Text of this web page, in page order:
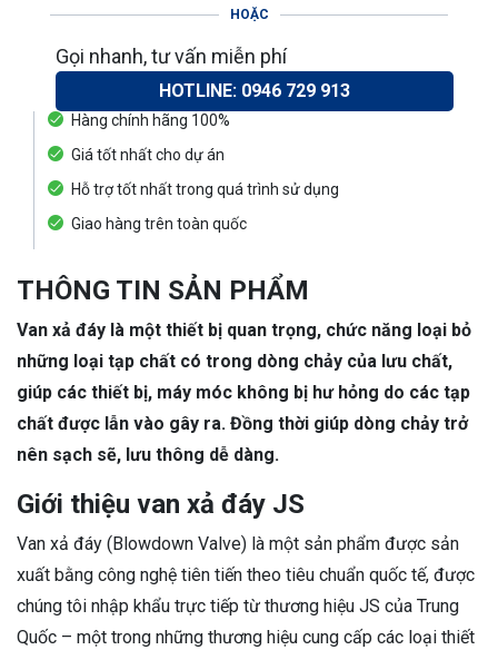
HOẶC
Gọi nhanh, tư vấn miễn phí
HOTLINE: 0946 729 913
Hàng chính hãng 100%
Giá tốt nhất cho dự án
Hỗ trợ tốt nhất trong quá trình sử dụng
Giao hàng trên toàn quốc
THÔNG TIN SẢN PHẨM
Van xả đáy là một thiết bị quan trọng, chức năng loại bỏ
những loại tạp chất có trong dòng chảy của lưu chất,
giúp các thiết bị, máy móc không bị hư hỏng do các tạp
chất được lẫn vào gây ra. Đồng thời giúp dòng chảy trở
nên sạch sẽ, lưu thông dễ dàng.
Giới thiệu van xả đáy JS
Van xả đáy (Blowdown Valve) là một sản phẩm được sản
xuất bằng công nghệ tiên tiến theo tiêu chuẩn quốc tế, được
chúng tôi nhập khẩu trực tiếp từ thương hiệu JS của Trung
Quốc – một trong những thương hiệu cung cấp các loại thiết